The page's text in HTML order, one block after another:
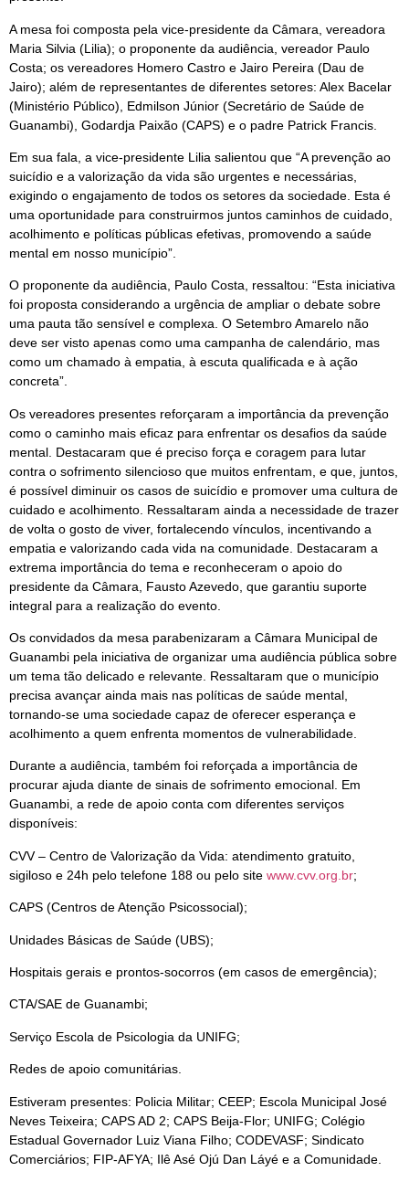
A mesa foi composta pela vice-presidente da Câmara, vereadora
Maria Silvia (Lilia); o proponente da audiência, vereador Paulo
Costa; os vereadores Homero Castro e Jairo Pereira (Dau de
Jairo); além de representantes de diferentes setores: Alex Bacelar
(Ministério Público), Edmilson Júnior (Secretário de Saúde de
Guanambi), Godardja Paixão (CAPS) e o padre Patrick Francis.
Em sua fala, a vice-presidente Lilia salientou que “A prevenção ao
suicídio e a valorização da vida são urgentes e necessárias,
exigindo o engajamento de todos os setores da sociedade. Esta é
uma oportunidade para construirmos juntos caminhos de cuidado,
acolhimento e políticas públicas efetivas, promovendo a saúde
mental em nosso município”.
O proponente da audiência, Paulo Costa, ressaltou: “Esta iniciativa
foi proposta considerando a urgência de ampliar o debate sobre
uma pauta tão sensível e complexa. O Setembro Amarelo não
deve ser visto apenas como uma campanha de calendário, mas
como um chamado à empatia, à escuta qualificada e à ação
concreta”.
Os vereadores presentes reforçaram a importância da prevenção
como o caminho mais eficaz para enfrentar os desafios da saúde
mental. Destacaram que é preciso força e coragem para lutar
contra o sofrimento silencioso que muitos enfrentam, e que, juntos,
é possível diminuir os casos de suicídio e promover uma cultura de
cuidado e acolhimento. Ressaltaram ainda a necessidade de trazer
de volta o gosto de viver, fortalecendo vínculos, incentivando a
empatia e valorizando cada vida na comunidade. Destacaram a
extrema importância do tema e reconheceram o apoio do
presidente da Câmara, Fausto Azevedo, que garantiu suporte
integral para a realização do evento.
Os convidados da mesa parabenizaram a Câmara Municipal de
Guanambi pela iniciativa de organizar uma audiência pública sobre
um tema tão delicado e relevante. Ressaltaram que o município
precisa avançar ainda mais nas políticas de saúde mental,
tornando-se uma sociedade capaz de oferecer esperança e
acolhimento a quem enfrenta momentos de vulnerabilidade.
Durante a audiência, também foi reforçada a importância de
procurar ajuda diante de sinais de sofrimento emocional. Em
Guanambi, a rede de apoio conta com diferentes serviços
disponíveis:
CVV – Centro de Valorização da Vida: atendimento gratuito,
sigiloso e 24h pelo telefone 188 ou pelo site www.cvv.org.br;
CAPS (Centros de Atenção Psicossocial);
Unidades Básicas de Saúde (UBS);
Hospitais gerais e prontos-socorros (em casos de emergência);
CTA/SAE de Guanambi;
Serviço Escola de Psicologia da UNIFG;
Redes de apoio comunitárias.
Estiveram presentes: Policia Militar; CEEP; Escola Municipal José
Neves Teixeira; CAPS AD 2; CAPS Beija-Flor; UNIFG; Colégio
Estadual Governador Luiz Viana Filho; CODEVASF; Sindicato
Comerciários; FIP-AFYA; Ilê Asé Ojú Dan Láyé e a Comunidade.